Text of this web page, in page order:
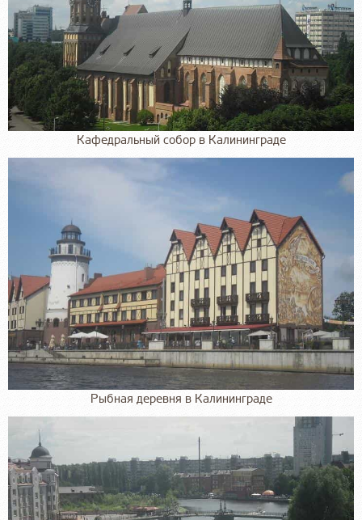
Кафедральный собор в Калининграде
Рыбная деревня в Калининграде